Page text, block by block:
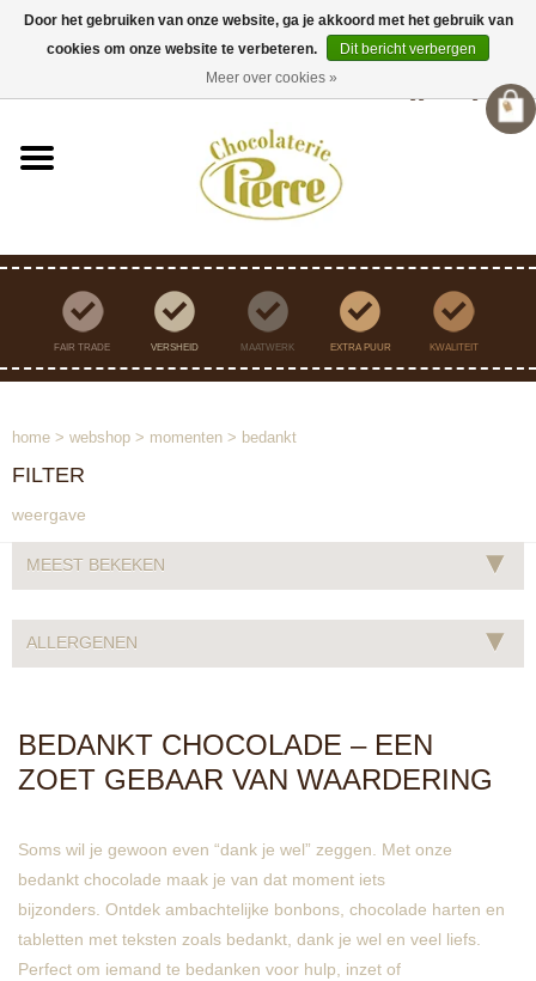
Verzending binnen Nederland vanaf €45,- gratis
Registreren
FAIR TRADE VERSHEID MAATWERK EXTRA PUUR KWALITEIT
home > webshop > momenten > bedankt
FILTER
weergave
MEEST BEKEKEN ▾
ALLERGENEN ▾
BEDANKT CHOCOLADE – EEN
ZOET GEBAAR VAN WAARDERING
Soms wil je gewoon even “dank je wel” zeggen. Met onze
bedankt chocolade maak je van dat moment iets
bijzonders. Ontdek ambachtelijke bonbons, chocolade harten en
tabletten met teksten zoals bedankt, dank je wel en veel liefs.
Perfect om iemand te bedanken voor hulp, inzet of
Door het gebruiken van onze website, ga je akkoord met het gebruik van
cookies om onze website te verbeteren.
Dit bericht verbergen
Meer over cookies »